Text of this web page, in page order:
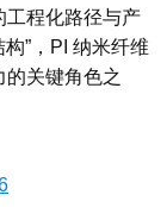
工程化路径与产
”，PI 纳米纤维
关键角色之